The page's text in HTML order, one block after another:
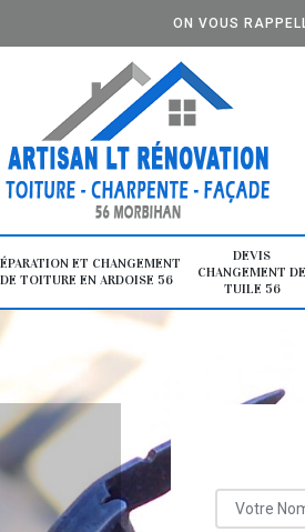
ON VOUS
ET CHANGEMENT
DE TOITURE EN ARDOISE 56
DEVIS
CHANGEMENT DE
TUILE 56